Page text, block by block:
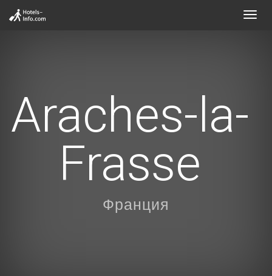
Araches-la-
Frasse
Франция